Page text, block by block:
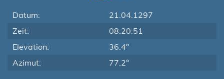
Datum:
21.04.1297
Zeit:
08:20:51
Elevation:
36.4°
Azimut:
77.2°